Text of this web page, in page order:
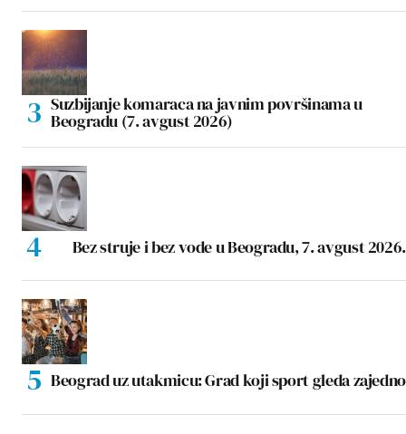
Suzbijanje komaraca na javnim površinama u
Beogradu (7. avgust 2026)
Bez struje i bez vode u Beogradu, 7. avgust 2026.
Beograd uz utakmicu: Grad koji sport gleda zajedno